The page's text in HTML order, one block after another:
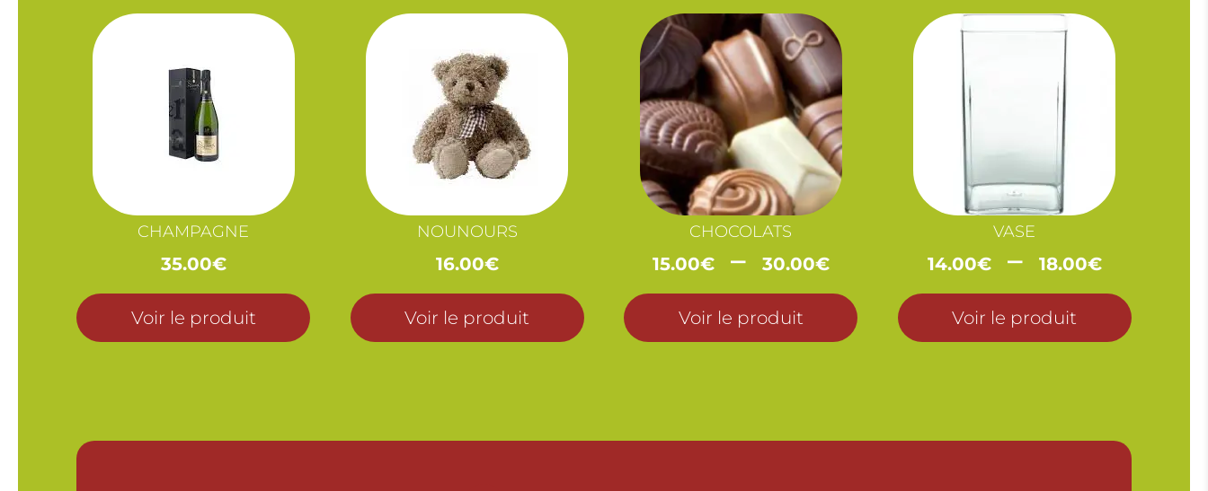
CHAMPAGNE
35.00€
Voir le produit
NOUNOURS
16.00€
Voir le produit
CHOCOLATS
15.00€ – 30.00€Plage
prix :
15.00€
à
Voir le produit
VASE
14.00€ – 18.00€Plage
prix :
14.00€
à
Voir le produit